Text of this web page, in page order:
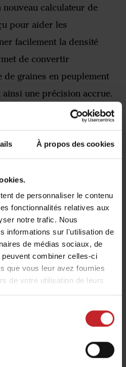
À propos des cookies
de personnaliser le contenu
fonctionnalités relatives aux
notre trafic. Nous
informations sur l'utilisation de
de médias sociaux, de
combiner celles-ci
que vous leur avez fournies
de votre utilisation de leurs
calculateur de
pour aider les
facilement la densité
de convertir
de graines en peuplement
une précision accrue.
à notre nouveau
cet outil vous permet
vos semis en fonction de
: régler la dose de semis
ou définir la densité
correspondant à vos
taux de germination de
(en %) liées aux
climat ou aux ravageurs,